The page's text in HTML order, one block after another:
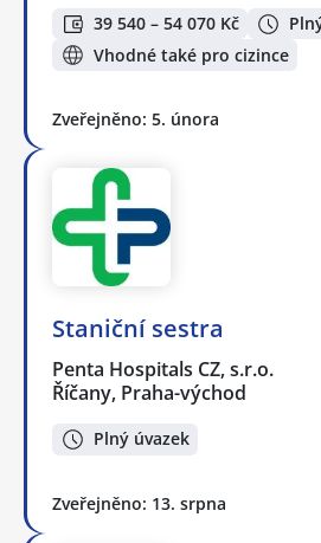
39 540 – 54 070 Kč
Vhodné také pro cizince
Zveřejněno: 5. února
Staniční sestra
Penta Hospitals CZ, s.r.o.
Říčany, Praha-východ
Plný úvazek
Zveřejněno: 13. srpna